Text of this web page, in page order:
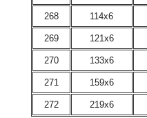
268 114х6
269 121х6
270 133х6
271 159х6
272 219х6